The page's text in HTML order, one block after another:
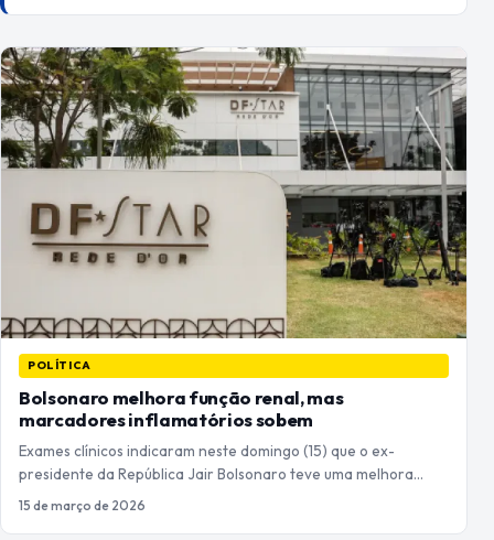
POLÍTICA
Bolsonaro melhora função renal, mas
marcadores inflamatórios sobem
Exames clínicos indicaram neste domingo (15) que o ex-
presidente da República Jair Bolsonaro teve uma melhora…
15 de março de 2026